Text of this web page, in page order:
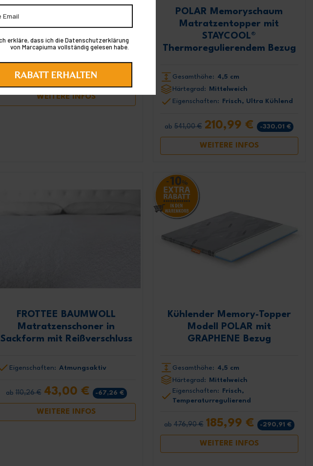
FROTTEE-Matratzenschoner
Eigenschaften: Atmungsaktiv
ab 87,18 € 34,00 € -53,18 €
WEITERE INFOS
POLAR Memoryschaum
Matratzentopper mit
STAYCOOL®
Thermoregulierendem Bezug
Gesamthöhe: 4,5 cm
Härtegrad:
Mittelweich
Eigenschaften:
Frisch, Ultra Kühlend
ab 541,00 € 210,99 € -330,01 €
WEITERE INFOS
FROTTEE BAUMWOLL
Matratzenschoner in
Sackform mit Reißverschluss
Eigenschaften: Atmungsaktiv
ab 110,26 € 43,00 € -67,26 €
WEITERE INFOS
Kühlender Memory-Topper
Modell POLAR mit
GRAPHENE Bezug
Gesamthöhe: 4,5 cm
Härtegrad: Mittelweich
Eigenschaften:
Frisch,
Temperaturregulierend
ab 476,90 € 185,99 € -290,91 €
WEITERE INFOS